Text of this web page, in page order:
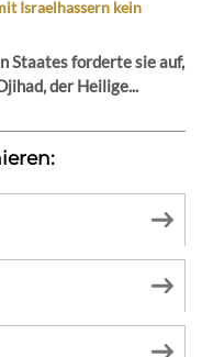
Israelhassern kein
Staates forderte sie auf,
der Heilige...